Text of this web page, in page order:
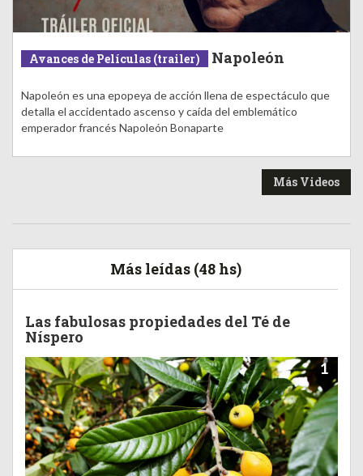
Avances de Películas (trailer) Napoleón
Napoleón es una epopeya de acción llena de espectáculo que
detalla el accidentado ascenso y caída del emblemático
emperador francés Napoleón Bonaparte
Más Videos
Más leídas (48 hs)
Las fabulosas propiedades del Té de
Níspero
1